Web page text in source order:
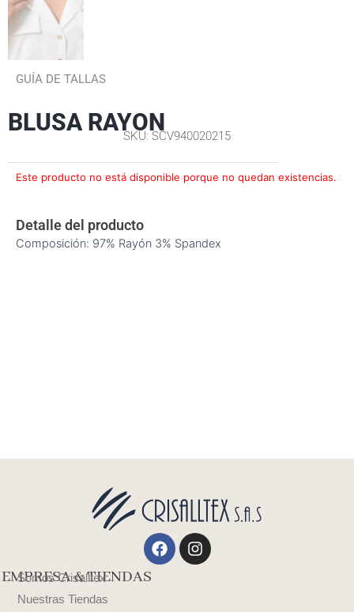
BLUSA RAYONSKU: SCV940020215
Este producto no está disponible porque no quedan existencias.
GUÍA DE TALLAS
Detalle del producto
Composición: 97% Rayón 3% Spandex
FacebookInstagram
EMPRESA & TIENDAS
Somos Crisalltex
Nuestras Tiendas